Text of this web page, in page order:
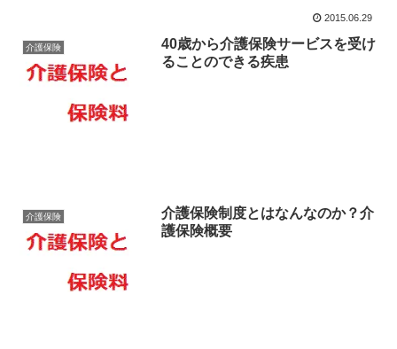
2015.06.29
介護保険
40歳から介護保険サービスを受け
ることのできる疾患
介護保険
介護保険制度とはなんなのか？介
護保険概要